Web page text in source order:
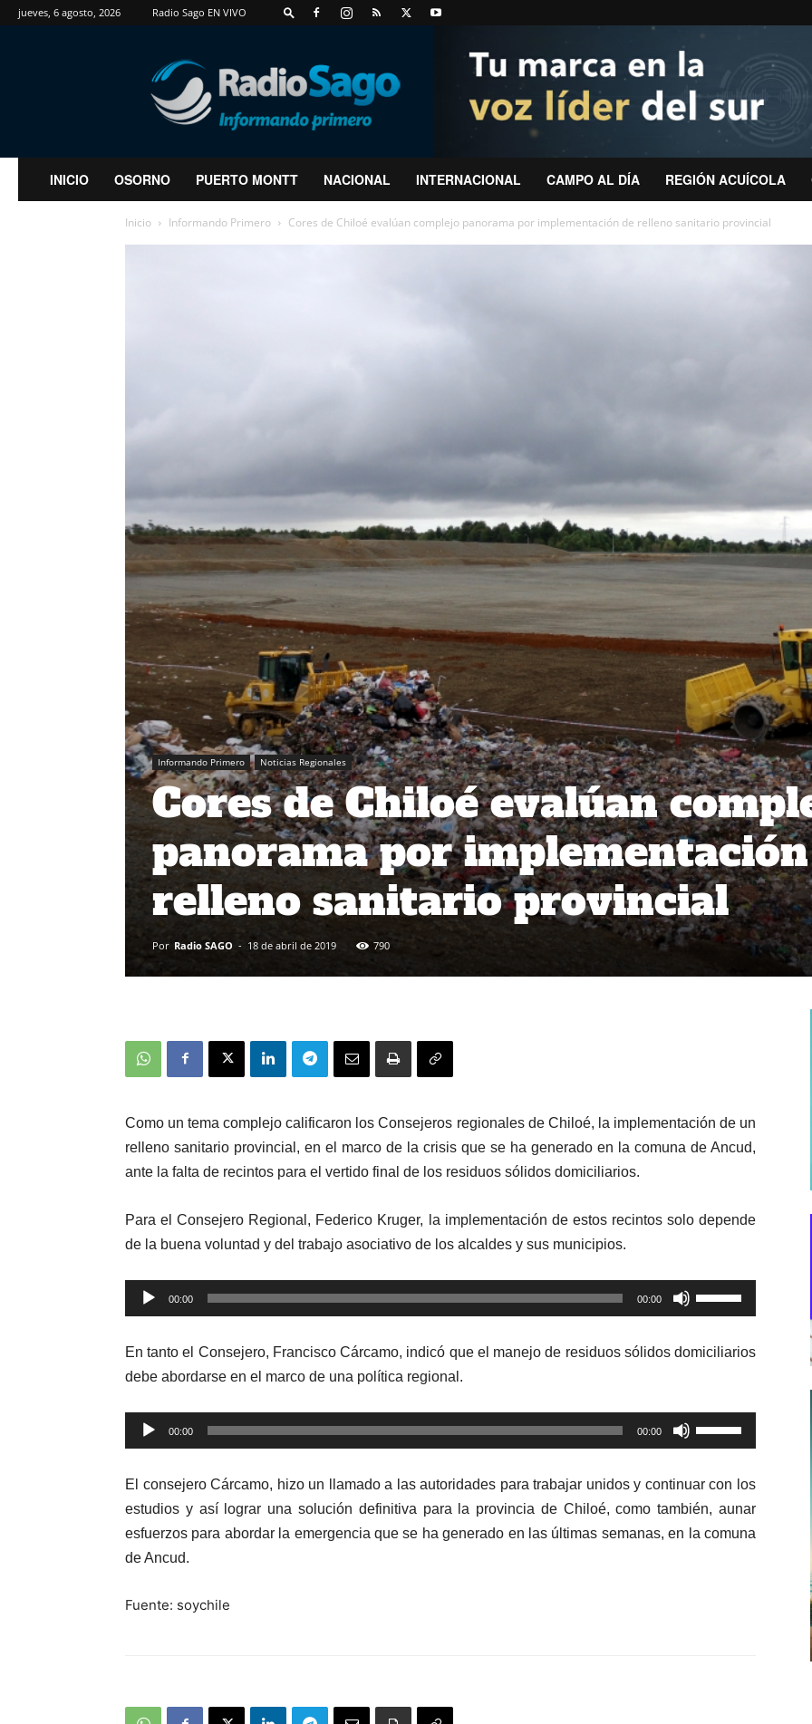
jueves, 6 agosto, 2026 Radio Sago EN VIVO
RadioSago
INICIO OSORNO PUERTO MONTT NACIONAL INTERNACIONAL CAMPO AL DÍA REGIÓN ACUÍCOLA
Inicio Informando Primero Cores de Chiloé evalúan complejo panorama por implementación de relleno sanitario provincial
Informando Primero Noticias Regionales
Cores de Chiloé evalúan
panorama por
relleno sanitario provincial
Por Radio SAGO - 18 de abril de 2019 790
Como un tema complejo calificaron los Consejeros regionales de Chiloé, la implementación de un
relleno sanitario provincial, en el marco de la crisis que se ha generado en la comuna de Ancud,
ante la falta de recintos para el vertido final de los residuos sólidos domiciliarios.
Para el Consejero Regional, Federico Kruger, la implementación de estos recintos solo depende
de la buena voluntad y del trabajo asociativo de los alcaldes y sus municipios.
Reproductor
de
00:00 00:00
las
de
para
o
disminuir
En tanto el Consejero, Francisco Cárcamo, indicó que el manejo de residuos sólidos domiciliarios
debe abordarse en el marco de una política regional.
Reproductor
de
00:00 00:00
las
de
flecha
arriba/abajo
El consejero Cárcamo, hizo un llamado a las autoridades para trabajar unidos y continuar con los
estudios y así lograr una solución definitiva para la provincia de Chiloé, como también, aunar
esfuerzos para abordar la emergencia que se ha generado en las últimas semanas, en la comuna
de Ancud.
Fuente: soychile